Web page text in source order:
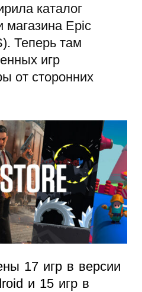
каталог
магазина Epic
Теперь там
игр
от сторонних
17 игр в версии
и 15 игр в